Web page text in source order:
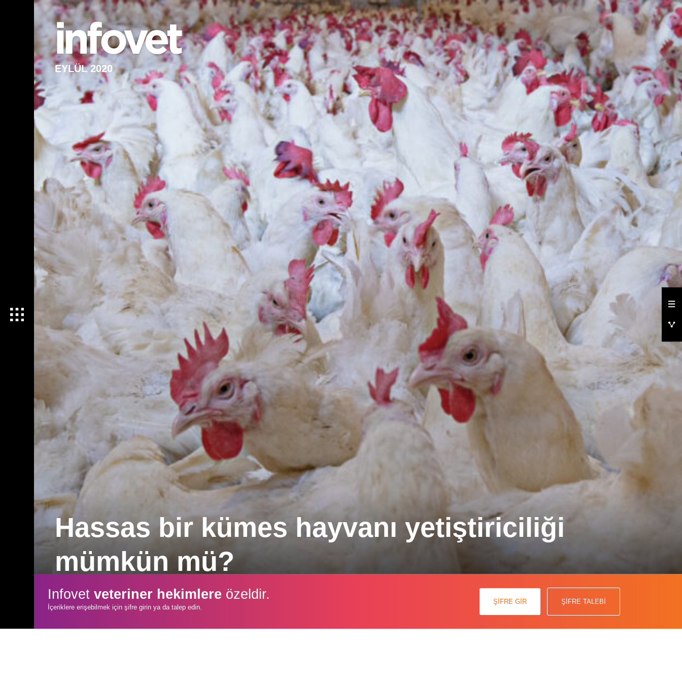
EYLÜL 2020
Hassas bir kümes hayvanı yetiştiriciliği
mümkün mü?
veriye dayalı bir şekilde kanatlı hayvanları bireysel bir şekilde ele almaya izin veren ve hareket teknolojisine farklı yenilikçi
yaklaşımlar sunmayı amaçlayan İsviçreli araştırmacılarla ve bilim insanları ile tanışın.
Infovetveteriner hekimlere özeldir.
İçeriklere erişebilmek için şifre girin ya da talep edin.
ŞİFRE GİR ŞİFRE TALEBİ